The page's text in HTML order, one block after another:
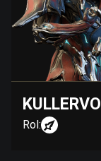
KULLERVO
Rol: